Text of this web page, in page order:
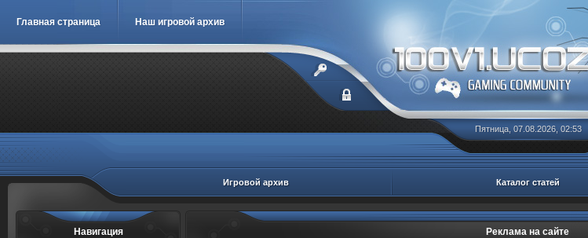
Главная страница Наш игровой архив
Пятница, 07.08.2026, 02:53
Игровой архив Каталог статей
Навигация Реклама на сайте